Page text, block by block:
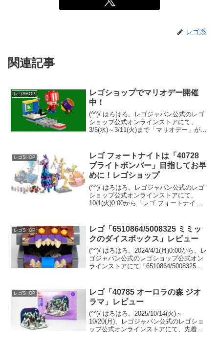
レゴ系
関連記事
レゴSHOP
レゴショップでマリオデー開催
中！
(^^)/ はろはろ。レゴジャパン公式のレゴ
ショップ公式オンラインストアにて、
3/5(水)～3/11(火)まで「マリオデー」が開
心に3/10はマリオデーと言われていま...
レゴSHOP
レゴ フォートナイトは「40728
ブライトボンバー」目指してお早
めに！レゴショップ
(^^)/ はろはろ。レゴジャパン公式のレゴ
ショップ公式オンラインストアにて、
10/1(火)0:00から「レゴ フォートナイ
Insiders限定で￥12,500-(税込...
レゴSHOP
レゴ「6510864/5008325 ミミッ
クのダイスボックス」レビュー
(^^)/ はろはろ。2024/4/1(月)0:00から、レ
ゴジャパン公式のレゴショップ公式オン
ラインストアにて「6510864/5008325
です...
レゴSHOP
レゴ「40785 オーロラの森 ジオ
ラマ」レビュー
(^^)/ はろはろ。2025/10/14(火)～
10/20(月)、レゴジャパン公式のレゴショ
ップ公式オンラインストアにて、先着で